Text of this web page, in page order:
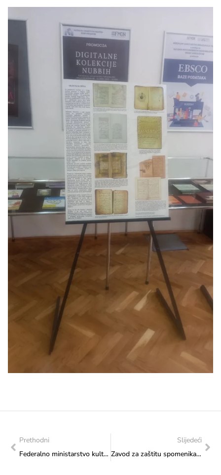
Prethodni
Federalno ministarstvo kulture i športa predstavlja podkast „Koraci naslijeđa“ u četvrtak, 11. lipnja 2026. godine u 11:00 sati na YouTube kanalu Federalnog ministarstva kulture i športa
Slijedeći
Zavod za zaštitu spomenika: Izvješće o provedenom stručnom nadzoru nad restauratorsko-konzervatorskim radovima na fasadi objekta „Zgrada Zemaljske vlade II.“